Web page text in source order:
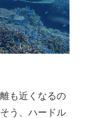
も近くなるの
う、ハードル